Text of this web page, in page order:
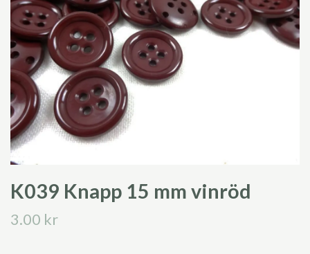
K039 Knapp 15 mm vinröd
3.00 kr